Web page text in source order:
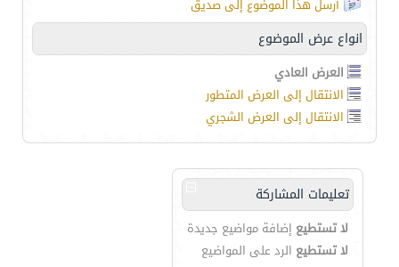
أرسل هذا الموضوع إلى صديق
انواع عرض الموضوع
العرض العادي
الانتقال إلى العرض المتطور
الانتقال إلى العرض الشجري
تعليمات المشاركة
لا تستطيع إضافة مواضيع جديدة
لا تستطيع الرد على المواضيع